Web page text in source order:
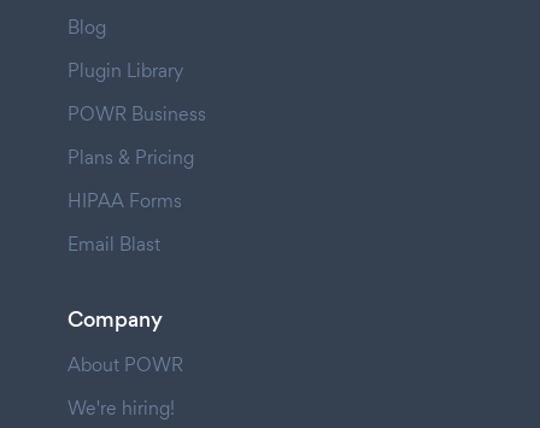
Blog
Plugin Library
POWR Business
Plans & Pricing
HIPAA Forms
Email Blast
Company
About POWR
We're hiring!